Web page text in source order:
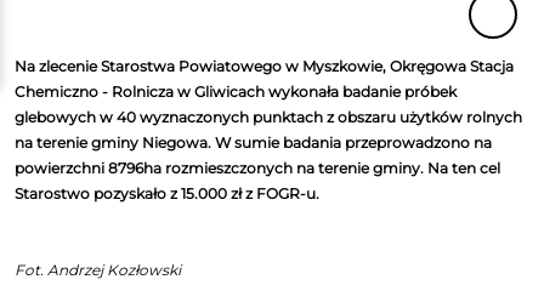
Na zlecenie Starostwa Powiatowego w Myszkowie, Okręgowa Stacja
Chemiczno - Rolnicza w Gliwicach wykonała badanie próbek
glebowych w 40 wyznaczonych punktach z obszaru użytków rolnych
na terenie gminy Niegowa. W sumie badania przeprowadzono na
powierzchni 8796ha rozmieszczonych na terenie gminy. Na ten cel
Starostwo pozyskało z 15.000 zł z FOGR-u.
Fot. Andrzej Kozłowski